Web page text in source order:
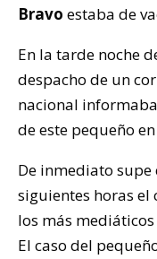
Bravo estaba de
En la tarde noche
despacho de un
nacional
de este pequeño
De inmediato supe
siguientes horas el
los más
El caso del